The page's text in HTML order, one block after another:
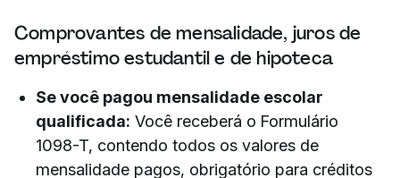
Comprovantes de mensalidade, juros de
empréstimo estudantil e de hipoteca
Se você pagou mensalidade escolar
qualificada: Você receberá o Formulário
1098-T, contendo todos os valores de
mensalidade pagos, obrigatório para créditos